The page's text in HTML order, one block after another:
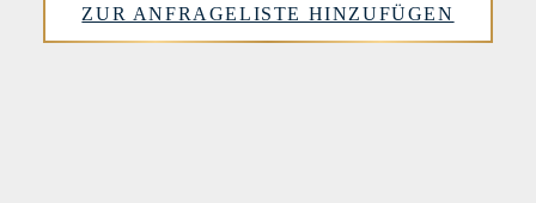
ZUR ANFRAGELISTE HINZUFÜGEN